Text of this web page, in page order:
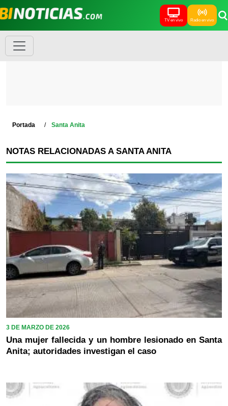
TV en vivo Radio en vivo
Portada Santa Anita
NOTAS RELACIONADAS A SANTA ANITA
3 DE MARZO DE 2026
Una mujer fallecida y un hombre lesionado en Santa
Anita; autoridades investigan el caso